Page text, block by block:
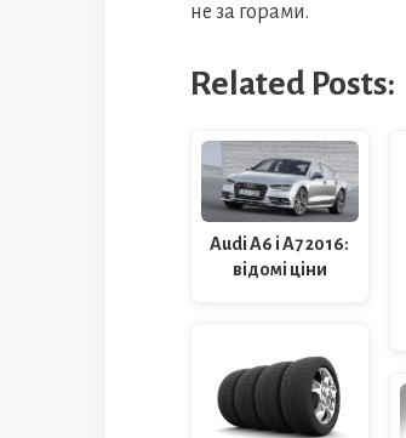
не за горами.
Related Posts:
Audi A6 і A7 2016:
відомі ціни